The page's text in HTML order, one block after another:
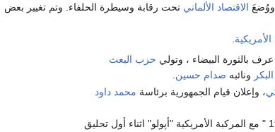
ووُضعَ الاقتصاد الألماني تحت رقابة وسيطرة الحلفاء. وتم تغيير بعض
الأمريكية.
عرف بالثورة البيضاء ، وتولي حزب البعث
ونائبه صدام حسين.
، وإعلان قيام الجمهورية برئاسة محمد داود
- تم التحام المركبة الفضائية السوفيتية "سويوز – 19 " مع المركبة الأمريكية "أپولو" اثناء أول تحليق